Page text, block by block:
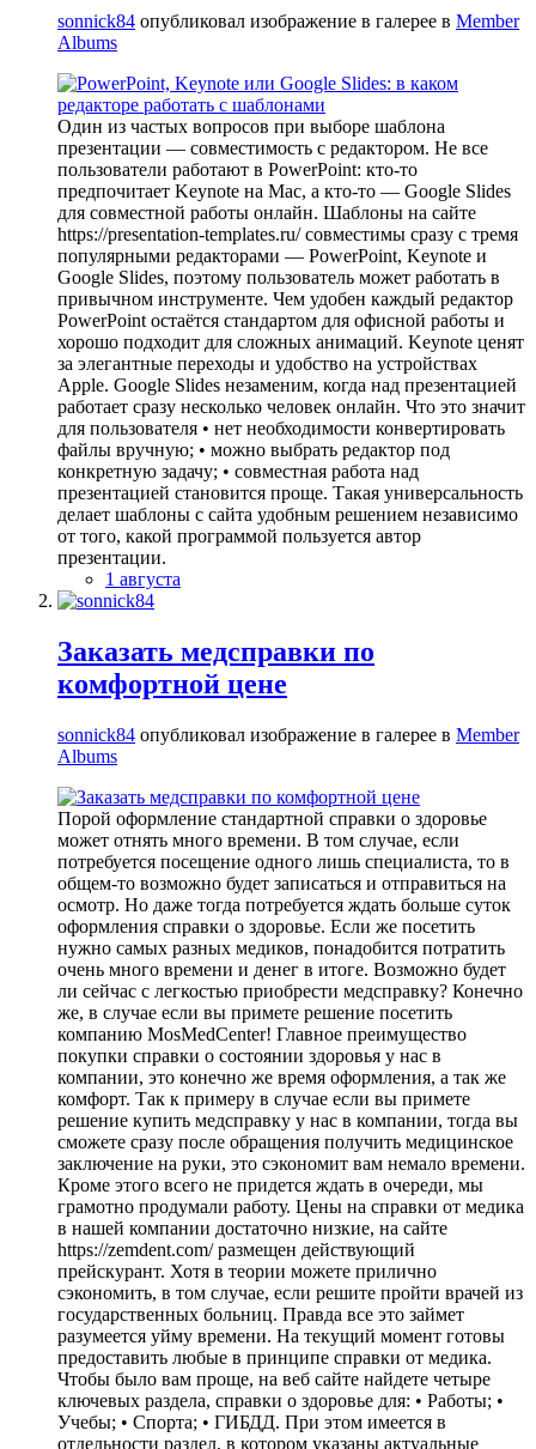
sonnick84 опубликовал изображение в галерее в Member
Albums
Один из частых вопросов при выборе шаблона
презентации — совместимость с редактором. Не все
пользователи работают в PowerPoint: кто-то
предпочитает Keynote на Mac, а кто-то — Google Slides
для совместной работы онлайн. Шаблоны на сайте
https://presentation-templates.ru/ совместимы сразу с тремя
популярными редакторами — PowerPoint, Keynote и
Google Slides, поэтому пользователь может работать в
привычном инструменте. Чем удобен каждый редактор
PowerPoint остаётся стандартом для офисной работы и
хорошо подходит для сложных анимаций. Keynote ценят
за элегантные переходы и удобство на устройствах
Apple. Google Slides незаменим, когда над презентацией
работает сразу несколько человек онлайн. Что это значит
для пользователя • нет необходимости конвертировать
файлы вручную; • можно выбрать редактор под
конкретную задачу; • совместная работа над
презентацией становится проще. Такая универсальность
делает шаблоны с сайта удобным решением независимо
от того, какой программой пользуется автор
презентации.
1 августа
Заказать медсправки по
комфортной цене
sonnick84 опубликовал изображение в галерее в Member
Albums
Порой оформление стандартной справки о здоровье
может отнять много времени. В том случае, если
потребуется посещение одного лишь специалиста, то в
общем-то возможно будет записаться и отправиться на
осмотр. Но даже тогда потребуется ждать больше суток
оформления справки о здоровье. Если же посетить
нужно самых разных медиков, понадобится потратить
очень много времени и денег в итоге. Возможно будет
ли сейчас с легкостью приобрести медсправку? Конечно
же, в случае если вы примете решение посетить
компанию MosMedCenter! Главное преимущество
покупки справки о состоянии здоровья у нас в
компании, это конечно же время оформления, а так же
комфорт. Так к примеру в случае если вы примете
решение купить медсправку у нас в компании, тогда вы
сможете сразу после обращения получить медицинское
заключение на руки, это сэкономит вам немало времени.
Кроме этого всего не придется ждать в очереди, мы
грамотно продумали работу. Цены на справки от медика
в нашей компании достаточно низкие, на сайте
https://zemdent.com/ размещен действующий
прейскурант. Хотя в теории можете прилично
сэкономить, в том случае, если решите пройти врачей из
государственных больниц. Правда все это займет
разумеется уйму времени. На текущий момент готовы
предоставить любые в принципе справки от медика.
Чтобы было вам проще, на веб сайте найдете четыре
ключевых раздела, справки о здоровье для: • Работы; •
Учебы; • Спорта; • ГИБДД. При этом имеется в
отдельности раздел, в котором указаны актуальные